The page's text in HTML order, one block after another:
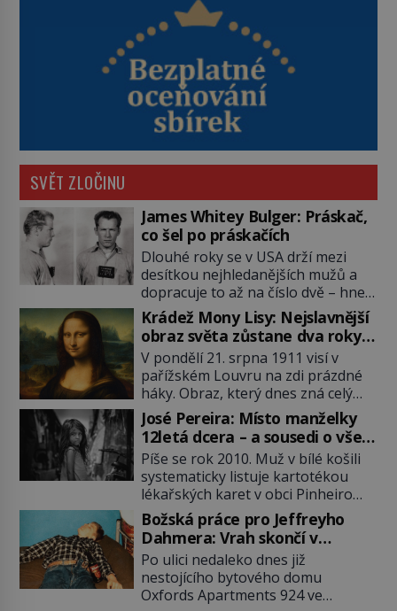
SVĚT ZLOČINU
James Whitey Bulger: Práskač,
co šel po práskačích
Dlouhé roky se v USA drží mezi
desítkou nejhledanějších mužů a
dopracuje to až na číslo dvě – hned
po Usámovi bin Ládinovi (1957–
2011). To je James „Whitey“ Bulger
(1929–2018) viněný ze spoluúčasti
na 19 vraždách, vydírání a lichvy. A
samozřejmě, krom toho je ještě
drogový dealer, který neváhá
odstranit z cesty všechny práskače,
zatímco […]
Krádež Mony Lisy: Nejslavnější
obraz světa zůstane dva roky
nezvěstný
V pondělí 21. srpna 1911 visí v
pařížském Louvru na zdi prázdné
háky. Obraz, který dnes zná celý
svět, je pryč. Zpočátku si nikdo
nemyslí, že jde o krádež.
Zaměstnanci jsou přesvědčeni, že
Mona Lisa je jen v restaurátorské
dílně nebo u fotografa. Když se
ukáže pravda, propukne jeden z
největších honů na zloděje v […]
José Pereira: Místo manželky
12letá dcera – a sousedi o všem
vědí!
Píše se rok 2010. Muž v bílé košili
systematicky listuje kartotékou
lékařských karet v obci Pinheiro
ležící asi 20 kilometrů od farmy s
podivínským majitelem. Něco tu
nesedí. Ledaže… Ledaže by ta
mladá dívka z farmy byla ne
manželkou, ale dcerou – a všechny
ty děti byly zplozené v incestu. Na
Božská práce pro Jeffreyho
Dahmera: Vrah skončí v
tratolišti krve ve vězeňských
umývárnách
Po ulici nedaleko dnes již
nestojícího bytového domu
Oxfords Apartments 924 ve